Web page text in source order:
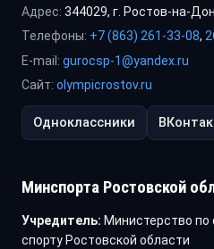
Адрес: 344029, г. Ростов-на-
Телефоны: +7 (863) 261-33-08,
E-mail: gurocsp-1@yandex.ru
Сайт: olympicrostov.ru
Одноклассники
Минспорта Ростовской
Учредитель: Министерство по
спорту Ростовской области